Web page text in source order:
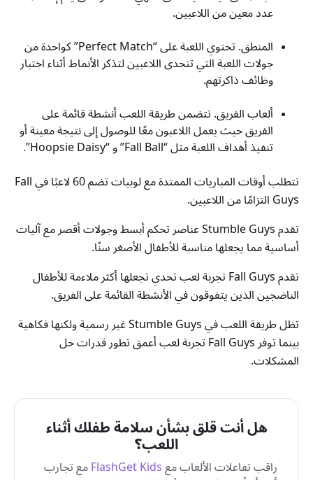
عدد معين من اللاعبين.
المنطق. تحتوي اللعبة على “Perfect Match” كواحدة من
جولات اللعبة التي تتحدى اللاعبين لتذكر الأنماط أثناء اختبار
وظائف ذاكرتهم.
ألعاب الفريق. تتضمن طريقة اللعب أنشطة قائمة على
الفريق حيث يعمل اللاعبون معًا للوصول إلى نتيجة معينة أو
تنفيذ أهداف اللعبة مثل “Fall Ball” و “Hoopsie Daisy”.
تتطلب أوقات المباريات الممتدة مع لوبيات تضم 60 لاعبًا في Fall
Guys التزامًا من اللاعبين.
تقدم Stumble Guys عناصر تحكم أبسط وجولات أقصر مع آليات
أساسية مما يجعلها مناسبة للأطفال الأصغر سنًا.
تقدم Fall Guys تجربة لعب تحدي تجعلها أكثر ملاءمة للأطفال
الناضجين الذين يتفوقون في الأنشطة القائمة على الفريق.
تظل طريقة اللعب في Stumble Guys غير رسمية ولكنها فكاهية
بينما توفر Fall Guys تجربة لعب أعمق تطور قدرات حل
المشكلات.
هل أنت قلق بشأن سلامة طفلك أثناء
اللعب؟
راقب تفاعلات الألعاب معFlashGet Kidsمع تجارب